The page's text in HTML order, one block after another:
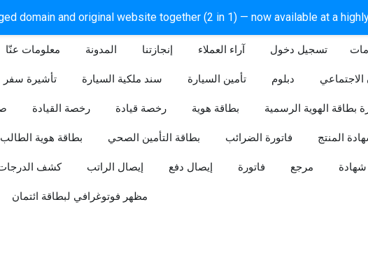
domain and original website together (2 in 1) — now available at a
معلومات عنّا المدونة إنجازتنا آراء العملاء تسجيل دخول​
تأشيرة سفر سند ملكية السيارة تأمين السيارة دبلوم
رخصة القيادة رخصة قيادة بطاقة هوية بطاقة الهوية الرسمية
بطاقة هوية الطالب بطاقة التأمين الصحي فاتورة الضرائب المنتج
كشف إيصال الراتب إيصال دفع فاتورة مرجع شهادة
مظهر فوتوغرافي لبطاقة ائتمان